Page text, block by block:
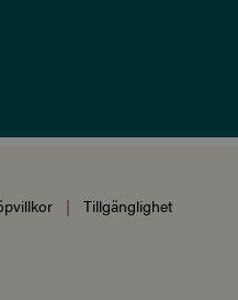
| Tillgänglighet